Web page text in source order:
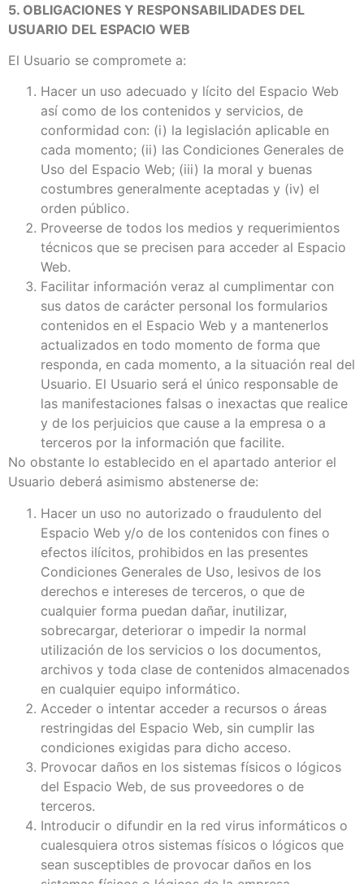
5. OBLIGACIONES Y RESPONSABILIDADES DEL
USUARIO DEL ESPACIO WEB
El Usuario se compromete a:
Hacer un uso adecuado y lícito del Espacio Web
así como de los contenidos y servicios, de
conformidad con: (i) la legislación aplicable en
cada momento; (ii) las Condiciones Generales de
Uso del Espacio Web; (iii) la moral y buenas
costumbres generalmente aceptadas y (iv) el
orden público.
Proveerse de todos los medios y requerimientos
técnicos que se precisen para acceder al Espacio
Web.
Facilitar información veraz al cumplimentar con
sus datos de carácter personal los formularios
contenidos en el Espacio Web y a mantenerlos
actualizados en todo momento de forma que
responda, en cada momento, a la situación real del
Usuario. El Usuario será el único responsable de
las manifestaciones falsas o inexactas que realice
y de los perjuicios que cause a la empresa o a
terceros por la información que facilite.
No obstante lo establecido en el apartado anterior el
Usuario deberá asimismo abstenerse de:
Hacer un uso no autorizado o fraudulento del
Espacio Web y/o de los contenidos con fines o
efectos ilícitos, prohibidos en las presentes
Condiciones Generales de Uso, lesivos de los
derechos e intereses de terceros, o que de
cualquier forma puedan dañar, inutilizar,
sobrecargar, deteriorar o impedir la normal
utilización de los servicios o los documentos,
archivos y toda clase de contenidos almacenados
en cualquier equipo informático.
Acceder o intentar acceder a recursos o áreas
restringidas del Espacio Web, sin cumplir las
condiciones exigidas para dicho acceso.
Provocar daños en los sistemas físicos o lógicos
del Espacio Web, de sus proveedores o de
terceros.
Introducir o difundir en la red virus informáticos o
cualesquiera otros sistemas físicos o lógicos que
sean susceptibles de provocar daños en los